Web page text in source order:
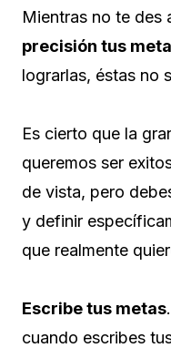
Mientras no te des
precisión tus
lograrlas, éstas no
Es cierto que la
queremos ser
de vista, pero
y definir
que realmente
Escribe tus metas
cuando escribes